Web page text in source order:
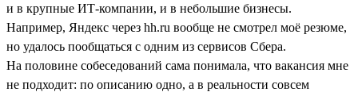
и в крупные ИТ-компании, и в небольшие бизнесы.
Например, Яндекс через hh.ru вообще не смотрел моё резюме,
но удалось пообщаться с одним из сервисов Сбера.
На половине собеседований сама понимала, что вакансия мне
не подходит: по описанию одно, а в реальности совсем